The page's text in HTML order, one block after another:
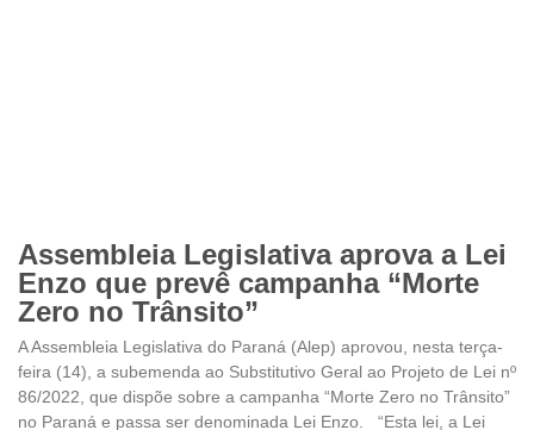
Assembleia Legislativa aprova a Lei
Enzo que prevê campanha “Morte
Zero no Trânsito”
A Assembleia Legislativa do Paraná (Alep) aprovou, nesta terça-
feira (14), a subemenda ao Substitutivo Geral ao Projeto de Lei nº
86/2022, que dispõe sobre a campanha “Morte Zero no Trânsito”
no Paraná e passa ser denominada Lei Enzo. “Esta lei, a Lei